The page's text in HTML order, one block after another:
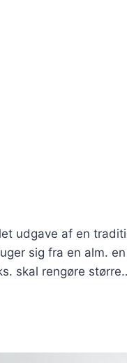
udgave af en
sig fra en alm.
skal rengøre